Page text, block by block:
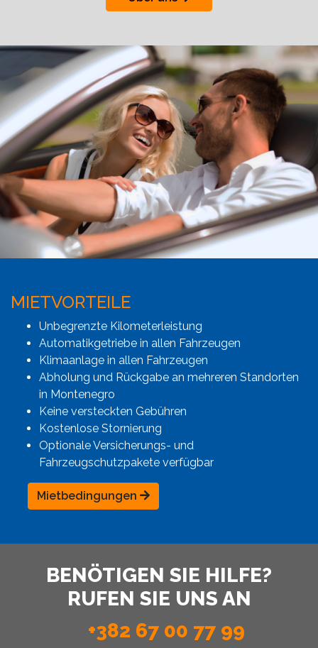
MIETVORTEILE
Unbegrenzte Kilometerleistung
Automatikgetriebe in allen Fahrzeugen
Klimaanlage in allen Fahrzeugen
Abholung und Rückgabe an mehreren Standorten
in Montenegro
Keine versteckten Gebühren
Kostenlose Stornierung
Optionale Versicherungs- und
Fahrzeugschutzpakete verfügbar
Mietbedingungen
BENÖTIGEN SIE HILFE?
RUFEN SIE UNS AN
+382 67 00 77 99